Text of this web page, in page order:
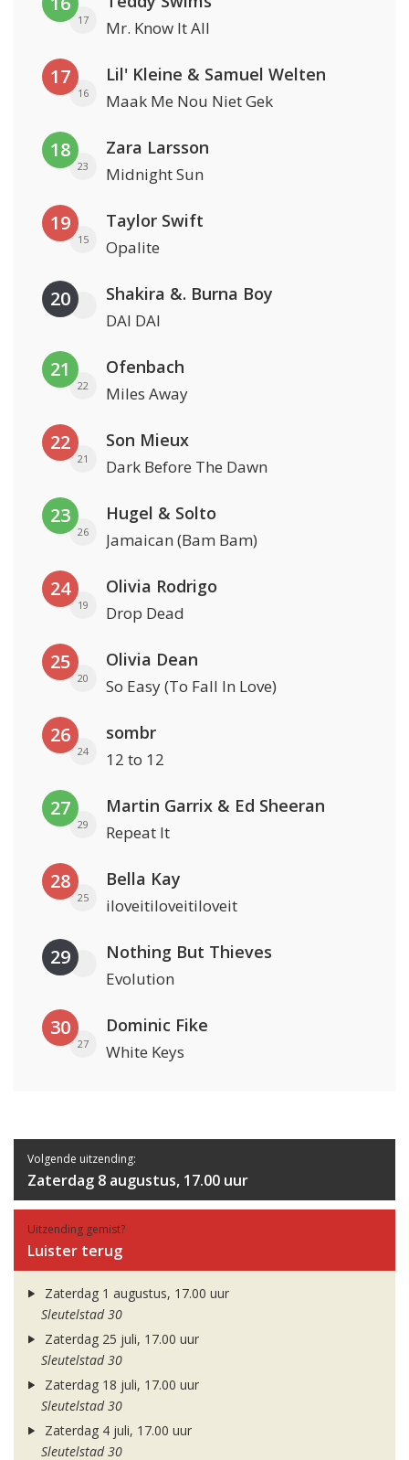
17 Mr. Know It All
17
16
Lil' Kleine & Samuel Welten
Maak Me Nou Niet Gek
18
23
Zara Larsson
Midnight Sun
19
15
Taylor Swift
Opalite
20 Shakira &. Burna Boy
DAI DAI
21
22
Ofenbach
Miles Away
22
21
Son Mieux
Dark Before The Dawn
23
26
Hugel & Solto
Jamaican (Bam Bam)
24
19
Olivia Rodrigo
Drop Dead
25
20
Olivia Dean
So Easy (To Fall In Love)
26
24
sombr
12 to 12
27
29
Martin Garrix & Ed Sheeran
Repeat It
28
25
Bella Kay
iloveitiloveitiloveit
29 Nothing But Thieves
Evolution
30
27
Dominic Fike
White Keys
Volgende uitzending:
Zaterdag 8 augustus, 17.00 uur
Uitzending gemist?
Luister terug
Zaterdag 1 augustus, 17.00 uur
Sleutelstad 30
Zaterdag 25 juli, 17.00 uur
Sleutelstad 30
Zaterdag 18 juli, 17.00 uur
Sleutelstad 30
Zaterdag 4 juli, 17.00 uur
Sleutelstad 30